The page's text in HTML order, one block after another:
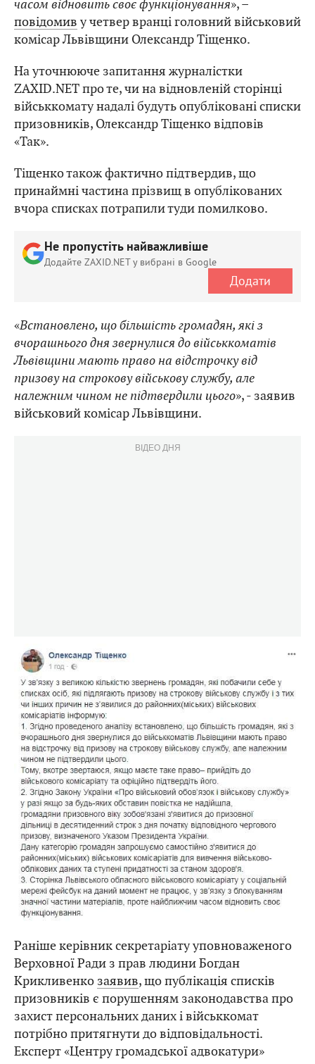
часом відновить своє функціонування», –
повідомив у четвер вранці головний військовий
комісар Львівщини Олександр Тіщенко.
На уточнююче запитання журналістки
ZAXID.NET про те, чи на відновленій сторінці
військкомату надалі будуть опубліковані списки
призовників, Олександр Тіщенко відповів
«Так».
Тіщенко також фактично підтвердив, що
принаймні частина прізвищ в опублікованих
вчора списках потрапили туди помилково.
Не пропустіть найважливіше
Додайте ZAXID.NET у вибрані в Google
Додати
«Встановлено, що більшість громадян, які з
вчорашнього дня звернулися до військкоматів
Львівщини мають право на відстрочку від
призову на строкову військову службу, але
належним чином не підтвердили цього», - заявив
військовий комісар Львівщини.
ВІДЕО ДНЯ
Раніше керівник секретаріату уповноваженого
Верховної Ради з прав людини Богдан
Крикливенко заявив, що публікація списків
призовників є порушенням законодавства про
захист персональних даних і військкомат
потрібно притягнути до відповідальності.
Експерт «Центру громадської адвокатури»